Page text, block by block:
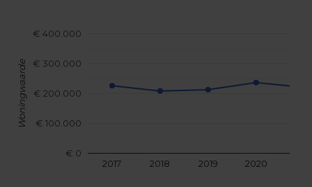
2017 2018 2019 2020
€ 0
€ 100.000
€ 200.000
€ 300.000
€ 400.000
Woningwaarde